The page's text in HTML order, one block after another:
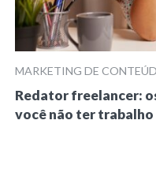
MARKETING DE
Redator freelancer:
você não ter